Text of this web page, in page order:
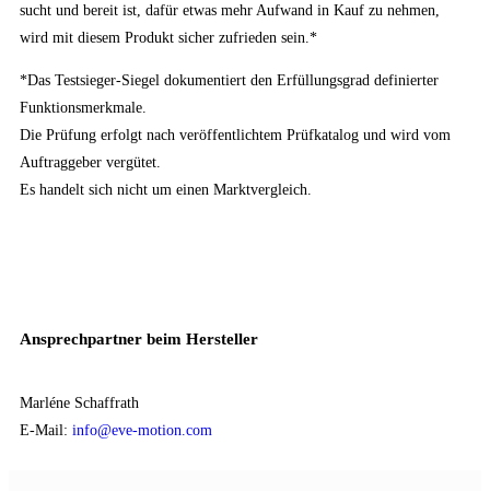
sucht und bereit ist, dafür etwas mehr Aufwand in Kauf zu nehmen,
wird mit diesem Produkt sicher zufrieden sein.*
*Das Testsieger-Siegel dokumentiert den Erfüllungsgrad definierter
Funktionsmerkmale.
Die Prüfung erfolgt nach veröffentlichtem Prüfkatalog und wird vom
Auftraggeber vergütet.
Es handelt sich nicht um einen Marktvergleich.
Ansprechpartner beim Hersteller
Marléne Schaffrath
E-Mail: info@eve-motion.com